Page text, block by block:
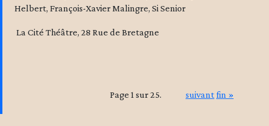
Helbert, François-Xavier Malingre, Si Senior
La Cité Théâtre, 28 Rue de Bretagne
Page 1 sur 25. suivantfin »